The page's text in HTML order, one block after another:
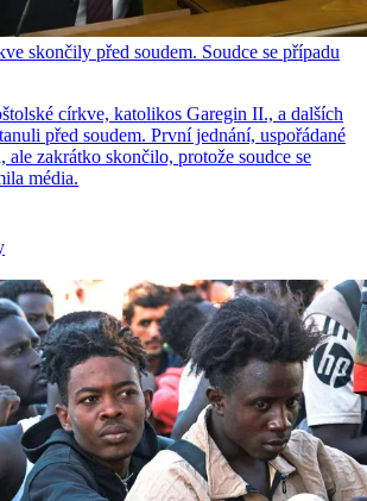
skončily před soudem. Soudce se případu
církve, katolikos Garegin II., a dalších
před soudem. První jednání, uspořádané
ale zakrátko skončilo, protože soudce se
média.